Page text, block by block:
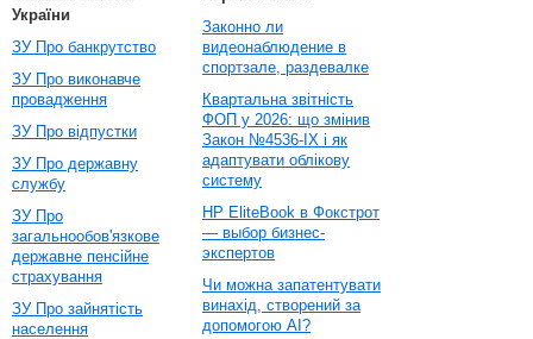
України
ЗУ Про банкрутство
ЗУ Про виконавче
провадження
ЗУ Про відпустки
ЗУ Про державну
службу
ЗУ Про
загальнообов'язкове
державне пенсійне
страхування
ЗУ Про зайнятість
населення
Законно ли
видеонаблюдение в
спортзале, раздевалке
Квартальна звітність
ФОП у 2026: що змінив
Закон №4536-IX і як
адаптувати облікову
систему
HP EliteBook в Фокстрот
— выбор бизнес-
экспертов
Чи можна запатентувати
винахід, створений за
допомогою AI?